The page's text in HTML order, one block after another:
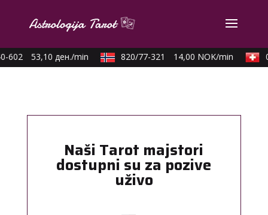
602 53,10 ден./min 820/77-321 14,00 NOK/min
Naši Tarot majstori
dostupni su za pozive
uživo